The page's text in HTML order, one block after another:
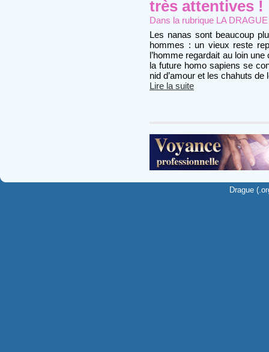
très attentives !
Dans la rubrique LA
Les nanas sont beaucoup
hommes : un vieux reste
l’homme regardait au loin
la future homo sapiens se
nid d’amour et les chahuts de
Lire la suite
Drague